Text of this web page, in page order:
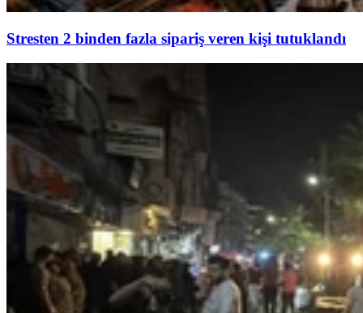
Stresten 2 binden fazla sipariş veren kişi tutuklandı